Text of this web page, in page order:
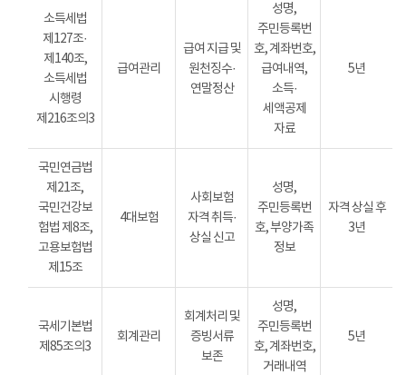
소득세법
제127조·
제140조,
소득세법
시행령
제216조의3
급여관리
급여 지급 및
원천징수·
연말정산
성명,
주민등록번
호, 계좌번호,
급여내역,
소득·
세액공제
자료
5년
국민연금법
제21조,
국민건강보
험법 제8조,
고용보험법
제15조
4대보험
사회보험
자격 취득·
상실 신고
성명,
주민등록번
호, 부양가족
정보
자격 상실 후
3년
국세기본법
제85조의3
회계관리
회계처리 및
증빙서류
보존
성명,
주민등록번
호, 계좌번호,
거래내역
5년